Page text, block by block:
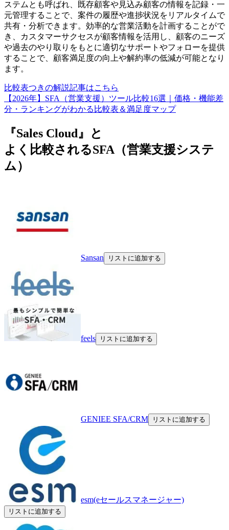
ステムとも呼ばれ、既存顧客や見込み顧客の情報を記録・一
元管理することで、案件の履歴や進捗状況をリアルタイムで
共有・分析できます。効率的な営業活動を計画することがで
き、カスタマーサクセスが顧客情報を活用し、顧客のニーズ
や過去のやり取りをもとに適切なサポートやフォローを提供
することで、顧客満足度の向上や解約率の低減が可能となり
ます。
比較表つきの解説記事はこちら
【2026年】SFA（営業支援）ツール比較16選｜価格・機能差
分・ランキングがわかる比較表＆満足度マップ
『Sales Cloud』と
よく比較されるSFA（営業支援システ
ム）
Sansan リストに追加する
feels リストに追加する
GENIEE SFA/CRM リストに追加する
esm(eセールスマネージャー)
リストに追加する